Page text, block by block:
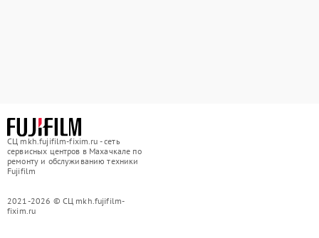
СЦ mkh.fujifilm-fixim.ru - сеть
сервисных центров в Махачкале по
ремонту и обслуживанию техники
Fujifilm
2021-2026 © СЦ mkh.fujifilm-
fixim.ru